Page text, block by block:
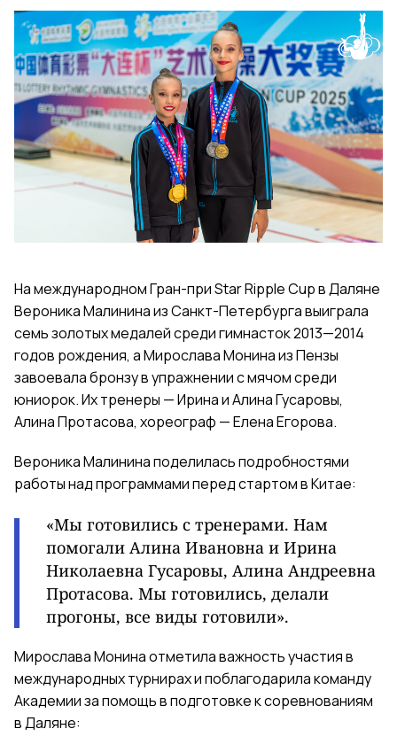
На международном Гран-приStar Ripple Cup в Даляне
Вероника Малинина из Санкт-Петербурга выиграла
семь золотых медалей среди гимнасток 2013—2014
годов рождения, а Мирослава Монина из Пензы
завоевала бронзу в упражнении с мячом среди
юниорок. Их тренеры — Ирина и Алина Гусаровы,
Алина Протасова, хореограф — Елена Егорова.
Вероника Малинина поделилась подробностями
работы над программами перед стартом в Китае:
«Мы готовились с тренерами. Нам
помогали Алина Ивановна и Ирина
Николаевна Гусаровы, Алина Андреевна
Протасова. Мы готовились, делали
прогоны, все виды готовили».
Мирослава Монина отметила важность участия в
международных турнирах и поблагодарила команду
Академии за помощь в подготовке к соревнованиям
в Даляне: